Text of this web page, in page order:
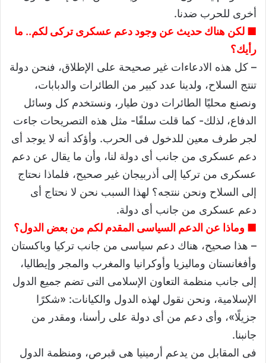
أخرى للحرب ضدنا.
■ لكن هناك حديث عن وجود دعم عسكرى تركى لكم.. ما
رأيك؟
– كل هذه الادعاءات غير صحيحة على الإطلاق، فنحن دولة
تنتج السلاح، ولدينا عدد كبير من الطائرات والدبابات،
ونصنع محليًا الطائرات دون طيار، ونستخدم كل وسائل
الدفاع، لذلك- كما قلت سلفًا- مثل هذه التصريحات جاءت
لجر طرف معين للدخول فى الحرب. وأؤكد أنه لا يوجد أى
دعم عسكرى من جانب أى دولة لنا، وأن ما يقال عن دعم
عسكرى من تركيا إلى أذربيجان غير صحيح، فلماذا نحتاج
إلى السلاح ونحن ننتجه؟ لهذا السبب نحن لا نحتاج أى
دعم عسكرى من جانب أى دولة.
■ وماذا عن الدعم السياسى المقدم لكم من بعض الدول؟
– هذا صحيح، هناك دعم سياسى من جانب تركيا وباكستان
وأفغانستان وماليزيا وأوكرانيا والمغرب والمجر وإيطاليا،
إلى جانب منظمة التعاون الإسلامى التى تضم جميع الدول
الإسلامية، ونحن نقول لهذه الدول والكيانات: «شكرًا
جزيلًا»، وأى دعم من أى دولة على رأسنا، ومقدر من
جانبنا.
فى المقابل من يدعم أرمينيا هى قبرص، ومنظمة الدول